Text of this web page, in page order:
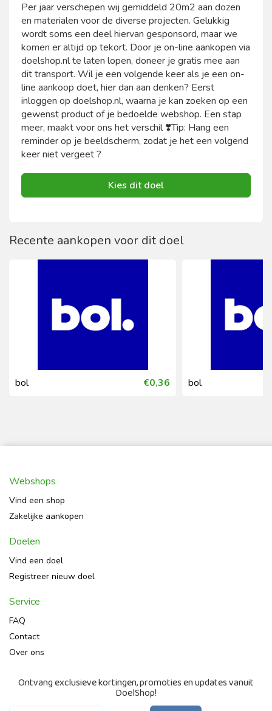
Per jaar verschepen wij gemiddeld 20m2 aan dozen
en materialen voor de diverse projecten. Gelukkig
wordt soms een deel hiervan gesponsord, maar we
komen er altijd op tekort. Door je on-line aankopen via
doelshop.nl te laten lopen, doneer je gratis mee aan
dit transport. Wil je een volgende keer als je een on-
line aankoop doet, hier dan aan denken? Eerst
inloggen op doelshop.nl, waarna je kan zoeken op een
gewenst product of je bedoelde webshop. Een stap
meer, maakt voor ons het verschil ❣️Tip: Hang een
reminder op je beeldscherm, zodat je het een volgend
keer niet vergeet ?
Kies dit doel
Recente aankopen voor dit doel
bol €0,36 bol
Webshops
Vind een shop
Zakelijke aankopen
Doelen
Vind een doel
Registreer nieuw doel
Service
FAQ
Contact
Over ons
Ontvang exclusieve kortingen, promoties en updates vanuit
DoelShop!